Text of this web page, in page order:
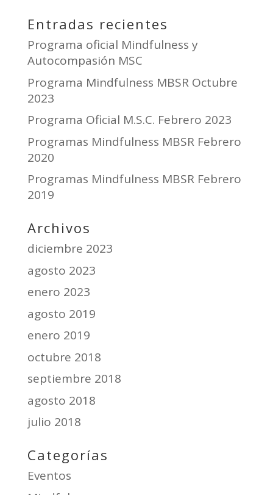
Entradas recientes
Programa oficial Mindfulness y
Autocompasión MSC
Programa Mindfulness MBSR Octubre
2023
Programa Oficial M.S.C. Febrero 2023
Programas Mindfulness MBSR Febrero
2020
Programas Mindfulness MBSR Febrero
2019
Archivos
diciembre 2023
agosto 2023
enero 2023
agosto 2019
enero 2019
octubre 2018
septiembre 2018
agosto 2018
julio 2018
Categorías
Eventos